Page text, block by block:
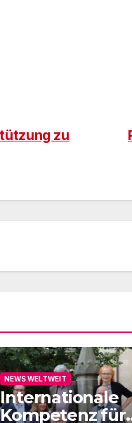
zu
NEWS WELTWEIT
Internationale
Kompetenz für